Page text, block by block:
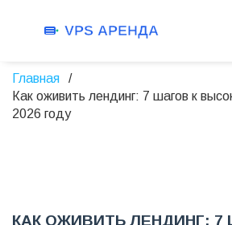
Главная
Как оживить лендинг: 7 шагов к
2026 году
КАК ОЖИВИТЬ ЛЕНДИНГ: 7